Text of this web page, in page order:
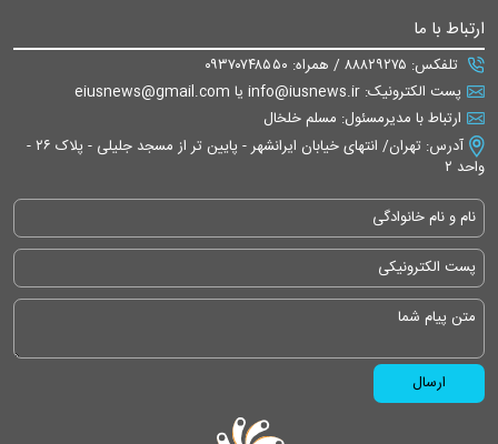
ارتباط با ما
تلفکس: ۸۸۸۲۹۲۷۵ / همراه: ۰۹۳۷۰۷۴۸۵۵۰
پست الکترونیک: info@iusnews.ir یا eiusnews@gmail.com
ارتباط با مدیرمسئول: مسلم خلخال
آدرس: تهران/ انتهای خیابان ایرانشهر - پایین تر از مسجد جلیلی - پلاک ۲۶ -
واحد ۲